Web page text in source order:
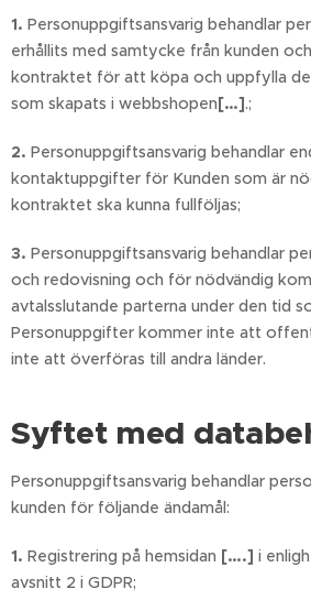
1. Personuppgiftsansvarig behandlar
erhållits med samtycke från kunden
kontraktet för att köpa och uppfylla
som skapats i webbshopen[…].;
2. Personuppgiftsansvarig behandlar
kontaktuppgifter för Kunden som är
kontraktet ska kunna fullföljas;
3. Personuppgiftsansvarig behandlar
och redovisning och för nödvändig
avtalsslutande parterna under den tid
Personuppgifter kommer inte att
inte att överföras till andra länder.
Syftet med
Personuppgiftsansvarig behandlar
kunden för följande ändamål:
1. Registrering på hemsidan [….] i
avsnitt 2 i GDPR;